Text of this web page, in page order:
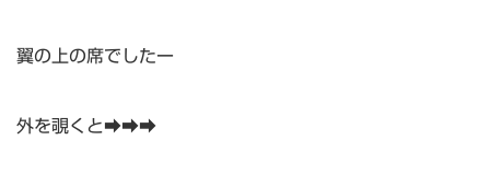
翼の上の席でしたー
外を覗くと➡➡➡